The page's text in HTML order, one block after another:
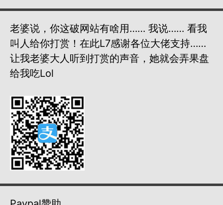
老婆说，你这破网站有啥用…… 我说…… 看我
叫人给你打赏！在此L7感谢各位大佬支持……
让我老婆大人听到打赏的声音，她就会弄果盘
给我吃lol